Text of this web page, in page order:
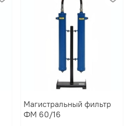
Магистральный фильтр
ФМ 60/16